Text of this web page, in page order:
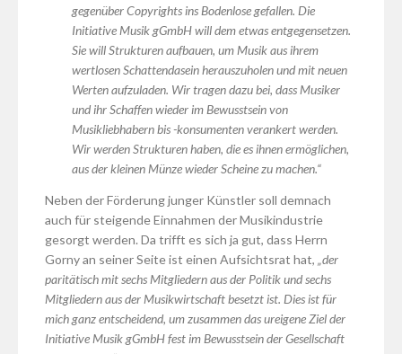
gegenüber Copyrights ins Bodenlose gefallen. Die
Initiative Musik gGmbH will dem etwas entgegensetzen.
Sie will Strukturen aufbauen, um Musik aus ihrem
wertlosen Schattendasein herauszuholen und mit neuen
Werten aufzuladen. Wir tragen dazu bei, dass Musiker
und ihr Schaffen wieder im Bewusstsein von
Musikliebhabern bis -konsumenten verankert werden.
Wir werden Strukturen haben, die es ihnen ermöglichen,
aus der kleinen Münze wieder Scheine zu machen.“
Neben der Förderung junger Künstler soll demnach
auch für steigende Einnahmen der Musikindustrie
gesorgt werden. Da trifft es sich ja gut, dass Herrn
Gorny an seiner Seite ist einen Aufsichtsrat hat, „der
paritätisch mit sechs Mitgliedern aus der Politik und sechs
Mitgliedern aus der Musikwirtschaft besetzt ist. Dies ist für
mich ganz entscheidend, um zusammen das ureigene Ziel der
Initiative Musik gGmbH fest im Bewusstsein der Gesellschaft